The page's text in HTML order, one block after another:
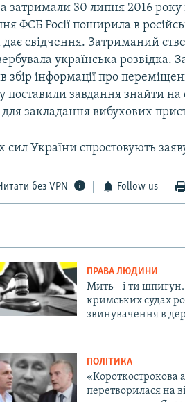
затримали 30 липня 2016 року
ФСБ Росії поширила в
свідчення. Затриманий
українська розвідка.
збір інформації про
поставили завдання знайти на
закладання вибухових
України спростовують
без VPN Follow us
ПРАВА ЛЮДИНИ
Мить – і ти шпигун.
кримських судах
звинувачення в
ПОЛІТИКА
«Короткострокова
перетворилася на